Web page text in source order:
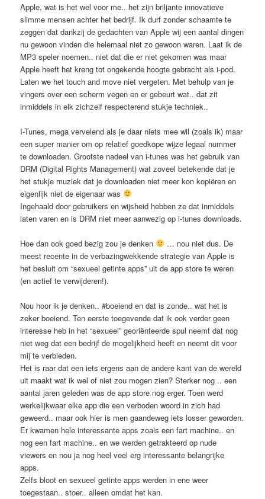
Apple, wat is het wel voor me.. het zijn briljante innovatieve
slimme mensen achter het bedrijf. Ik durf zonder schaamte te
zeggen dat dankzij de gedachten van Apple wij een aantal dingen
nu gewoon vinden die helemaal niet zo gewoon waren. Laat ik de
MP3 speler noemen.. niet dat die er niet gekomen was maar
Apple heeft het kreng tot ongekende hoogte gebracht als i-pod.
Laten we het touch and move niet vergeten. Met behulp van je
vingers over een scherm vegen en er gebeurt wat.. dat zit
inmiddels in elk zichzelf respecterend stukje techniek..
I-Tunes, mega vervelend als je daar niets mee wil (zoals ik) maar
een super manier om op relatief goedkope wijze legaal nummer
te downloaden. Grootste nadeel van i-tunes was het gebruik van
DRM (Digital Rights Management) wat zoveel betekende dat je
het stukje muziek dat je downloaden niet meer kon kopiëren en
eigenlijk niet de eigenaar was
Ingehaald door gebruikers en wijsheid hebben ze dat inmiddels
laten varen en is DRM niet meer aanwezig op i-tunes downloads.
Hoe dan ook goed bezig zou je denken
… nou niet dus. De
meest recente in de verbazingwekkende strategie van Apple is
het besluit om “sexueel getinte apps” uit de app store te weren
(en actief te verwijderen!).
Nou hoor ik je denken.. #boeiend en dat is zonde.. wat het is
zeker boeiend. Ten eerste toegevende dat ik ook verder geen
interesse heb in het “sexueel” georiënteerde spul neemt dat nog
niet weg dat een bedrijf de mogelijkheid heeft en neemt dit voor
mij te verbieden.
Het is raar dat een iets ergens aan de andere kant van de wereld
uit maakt wat ik wel of niet zou mogen zien? Sterker nog .. een
aantal jaren geleden was de app store nog erger. Toen werd
werkelijkwaar elke app die een verboden woord in zich had
geweerd.. maar ook hier is men gaandeweg iets losser geworden.
Er kwamen hele interessante apps zoals een fart machine.. en
nog een fart machine.. en we werden getrakteerd op nude
viewers en nou ja nog heel veel erg interessante belangrijke
apps.
Zelfs bloot en sexueel getinte apps werden in ene weer
toegestaan.. stoer.. alleen omdat het kan.